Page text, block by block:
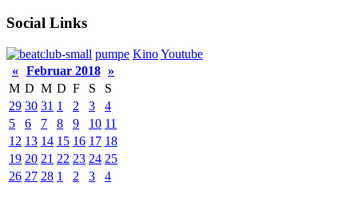
Social Links
pumpe KinoYoutube
« Februar 2018 »
M D M D F S
S
29 30 31 1 2 3
4
5
6 7 8 9 10 11
12 13 14 15 16 17 18
19 20 21 22 23 24 25
26 27 28 1 2 3 4